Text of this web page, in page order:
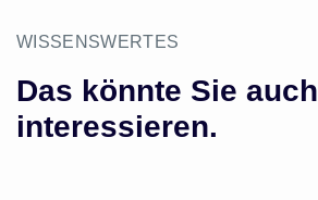
WISSENSWERTES
Das könnte Sie auch
interessieren.